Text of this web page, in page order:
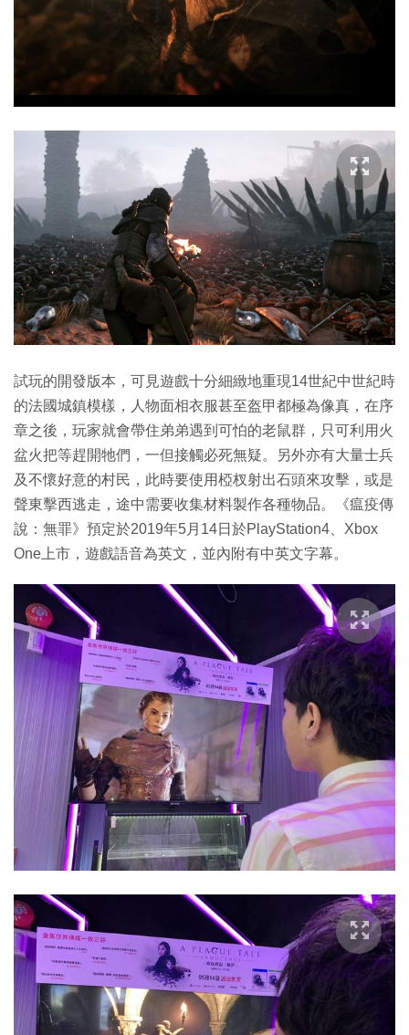
試玩的開發版本，可見遊戲十分細緻地重現14世紀中世紀時
的法國城鎮模樣，人物面相衣服甚至盔甲都極為像真，在序
章之後，玩家就會帶住弟弟遇到可怕的老鼠群，只可利用火
盆火把等趕開牠們，一但接觸必死無疑。另外亦有大量士兵
及不懷好意的村民，此時要使用椏杈射出石頭來攻擊，或是
聲東擊西逃走，途中需要收集材料製作各種物品。《瘟疫傳
說：無罪》預定於2019年5月14日於PlayStation4、Xbox
One上市，遊戲語音為英文，並內附有中英文字幕。